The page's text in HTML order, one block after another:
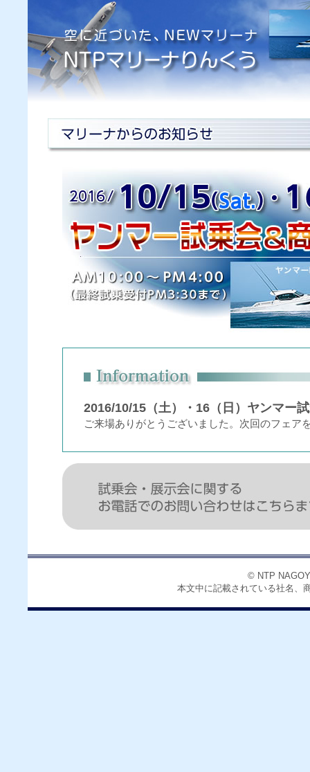
2016/10/15（土）・16（日）ヤンマー
ご来場ありがとうございました。次回のフェア
© NTP
本文中に記載されている社名、